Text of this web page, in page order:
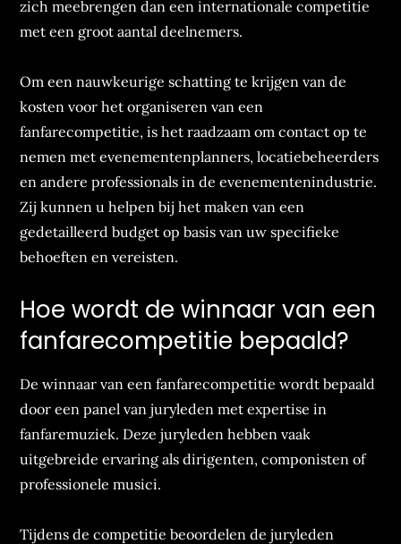
zich meebrengen dan een internationale competitie
met een groot aantal deelnemers.
Om een nauwkeurige schatting te krijgen van de
kosten voor het organiseren van een
fanfarecompetitie, is het raadzaam om contact op te
nemen met evenementenplanners, locatiebeheerders
en andere professionals in de evenementenindustrie.
Zij kunnen u helpen bij het maken van een
gedetailleerd budget op basis van uw specifieke
behoeften en vereisten.
Hoe wordt de winnaar van een
fanfarecompetitie bepaald?
De winnaar van een fanfarecompetitie wordt bepaald
door een panel van juryleden met expertise in
fanfaremuziek. Deze juryleden hebben vaak
uitgebreide ervaring als dirigenten, componisten of
professionele musici.
Tijdens de competitie beoordelen de juryleden